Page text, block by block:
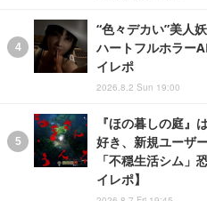
“色々デカい”美人
ハートフルホラー
イレポ
2026.8.2 Sun 19:00
『ほの暮しの庭』
好き、新規ユーザ
「不穏生活シム」
イレポ】